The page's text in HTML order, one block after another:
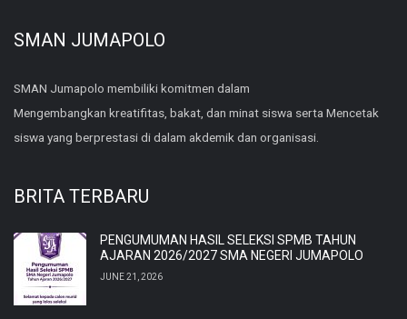
SMAN JUMAPOLO
SMAN Jumapolo membiliki komitmen dalam
Mengembangkan kreatifitas, bakat, dan minat siswa serta Mencetak
siswa yang berprestasi di dalam akdemik dan organisasi.
BRITA TERBARU
PENGUMUMAN HASIL SELEKSI SPMB TAHUN
AJARAN 2026/2027 SMA NEGERI JUMAPOLO
JUNE 21, 2026